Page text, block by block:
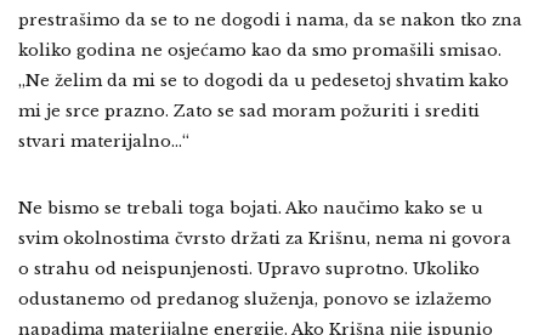
prestrašimo da se to ne dogodi i nama, da se nakon tko zna
koliko godina ne osjećamo kao da smo promašili smisao.
„Ne želim da mi se to dogodi da u pedesetoj shvatim kako
mi je srce prazno. Zato se sad moram požuriti i srediti
stvari materijalno…“
Ne bismo se trebali toga bojati. Ako naučimo kako se u
svim okolnostima čvrsto držati za Krišnu, nema ni govora
o strahu od neispunjenosti. Upravo suprotno. Ukoliko
odustanemo od predanog služenja, ponovo se izlažemo
napadima materijalne energije. Ako Krišna nije ispunio